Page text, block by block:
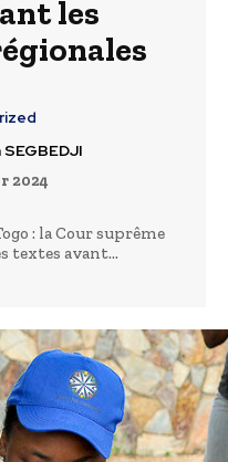
les
2024
: la Cour suprême
textes avant...